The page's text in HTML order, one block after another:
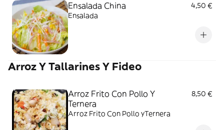
Ensalada China
4,50 €
Ensalada
Arroz Y Tallarines Y Fideo
Arroz Frito Con Pollo Y
Ternera
8,50 €
Arroz Frito Con Pollo yTernera